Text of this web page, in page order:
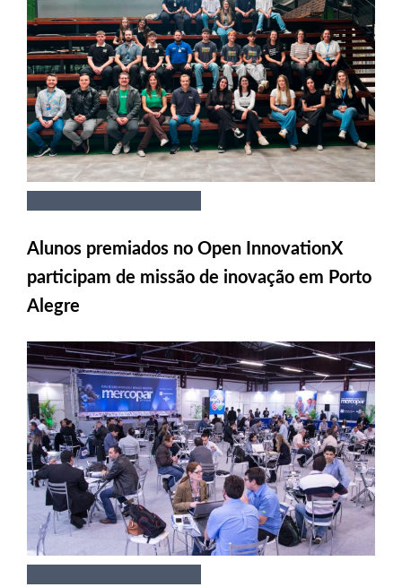
Alunos premiados no Open InnovationX
participam de missão de inovação em Porto
Alegre